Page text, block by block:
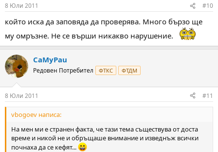
8 Юли 2011 #10
който иска да заповяда да проверява. Много бързо ще
му омръзне. Не се върши никакво нарушение.
CaMyPau
Редовен Потребител ФТКС ФТДМ
8 Юли 2011 #11
vbogoev написа:
На мен ми е странен факта, че тази тема съществува от доста
време и никой не и обръщаше внимание и изведнъж всички
почнаха да се кефят...